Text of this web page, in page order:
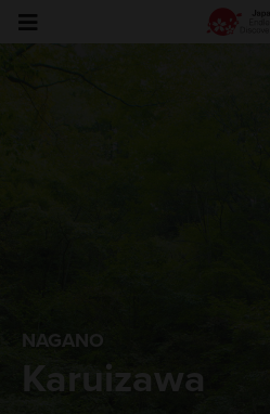
NAGANO
Karuizawa